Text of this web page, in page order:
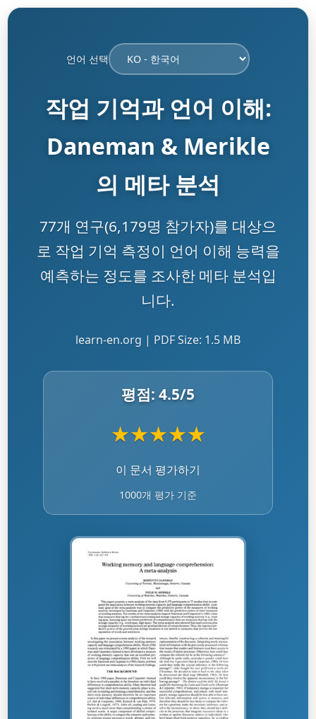
언어 선택
작업 기억과 언어 이해:
Daneman & Merikle
의 메타 분석
77개 연구(6,179명 참가자)를 대상으
로 작업 기억 측정이 언어 이해 능력을
예측하는 정도를 조사한 메타 분석입
니다.
learn-en.org | PDF Size: 1.5 MB
평점: 4.5/5
★★★★★
이 문서 평가하기
1000개 평가 기준